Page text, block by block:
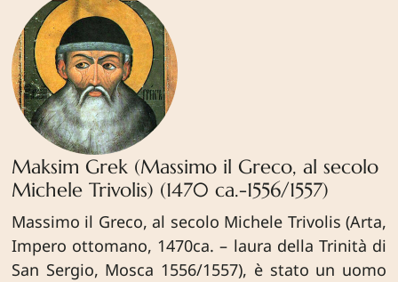
Maksim Grek (Massimo il Greco, al secolo
Michele Trivolis) (1470 ca.-1556/1557)
Massimo il Greco, al secolo Michele Trivolis (Arta,
Impero ottomano, 1470ca. – laura della Trinità di
San Sergio, Mosca 1556/1557), è stato un uomo